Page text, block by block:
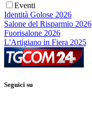
Eventi
Identità Golose 2026
Salone del Risparmio 2026
Fuorisalone 2026
L'Artigiano in Fiera 2025
Seguici su